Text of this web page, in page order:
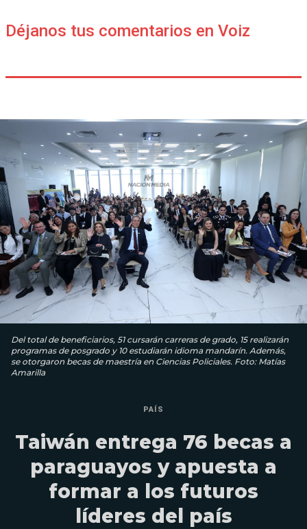
Déjanos tus comentarios en Voiz
Del total de beneficiarios, 51 cursarán carreras de grado, 15 realizarán
programas de posgrado y 10 estudiarán idioma mandarín. Además,
se otorgaron becas de maestría en Ciencias Policiales. Foto: Matías
Amarilla
PAÍS
Taiwán entrega 76 becas a
paraguayos y apuesta a
formar a los futuros
líderes del país